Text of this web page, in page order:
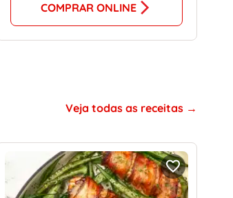
COMPRAR ONLINE
Veja todas as receitas